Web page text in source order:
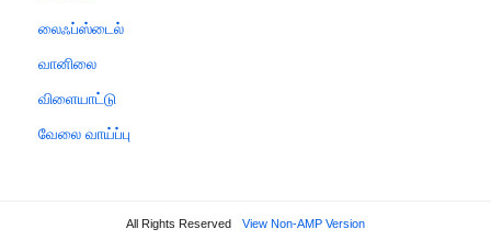
லைஃப்ஸ்டைல்
வானிலை
விளையாட்டு
வேலை வாய்ப்பு
All Rights Reserved View Non-AMP Version